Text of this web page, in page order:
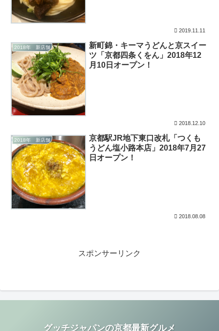
2019.11.11
2018年 新店舗
新町錦・キーマうどんと京スイー
ツ「京都四条くをん」2018年12
月10日オープン！
2018.12.10
2018年 新店舗
京都駅JR地下東口改札「つくも
うどん塩小路本店」2018年7月27
日オープン！
2018.08.08
スポンサーリンク
グッチジャパンの京都最新グルメ